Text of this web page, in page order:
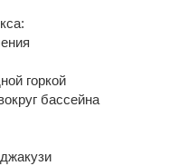
горкой
бассейна